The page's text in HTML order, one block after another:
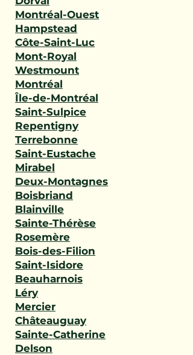
Montréal-Ouest
Hampstead
Côte-Saint-Luc
Mont-Royal
Westmount
Montréal
Île-de-Montréal
Saint-Sulpice
Repentigny
Terrebonne
Saint-Eustache
Mirabel
Deux-Montagnes
Boisbriand
Blainville
Sainte-Thérèse
Rosemère
Bois-des-Filion
Saint-Isidore
Beauharnois
Léry
Mercier
Châteauguay
Sainte-Catherine
Delson